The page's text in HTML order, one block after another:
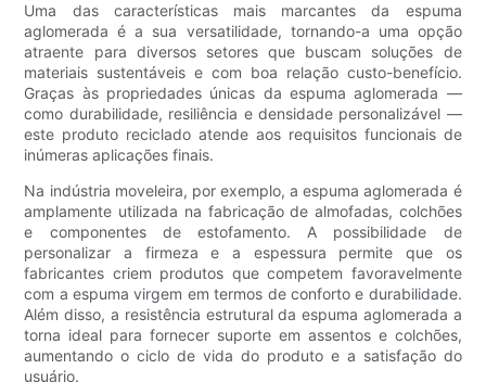
Uma das características mais marcantes da espuma
aglomerada é a sua versatilidade, tornando-a uma opção
atraente para diversos setores que buscam soluções de
materiais sustentáveis ​​e com boa relação custo-benefício.
Graças às propriedades únicas da espuma aglomerada —
como durabilidade, resiliência e densidade personalizável —
este produto reciclado atende aos requisitos funcionais de
inúmeras aplicações finais.
Na indústria moveleira, por exemplo, a espuma aglomerada é
amplamente utilizada na fabricação de almofadas, colchões
e componentes de estofamento. A possibilidade de
personalizar a firmeza e a espessura permite que os
fabricantes criem produtos que competem favoravelmente
com a espuma virgem em termos de conforto e durabilidade.
Além disso, a resistência estrutural da espuma aglomerada a
torna ideal para fornecer suporte em assentos e colchões,
aumentando o ciclo de vida do produto e a satisfação do
usuário.